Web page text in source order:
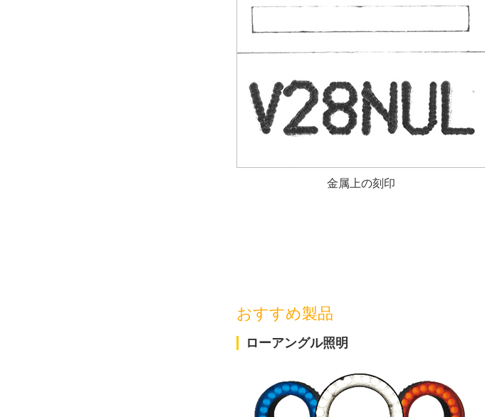
金属上の刻印
おすすめ製品
ローアングル照明